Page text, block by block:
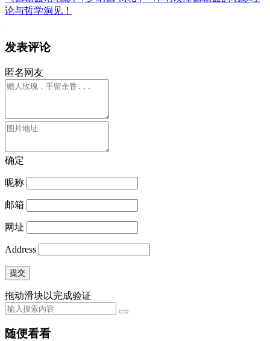
论与哲学洞见！
发表评论
匿名网友
确定
昵称
邮箱
网址
Address
提交
拖动滑块以完成验证
随便看看